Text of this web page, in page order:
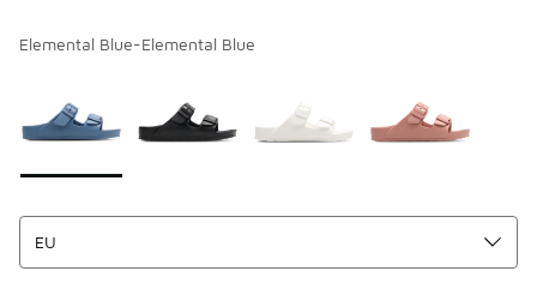
Elemental Blue-Elemental Blue